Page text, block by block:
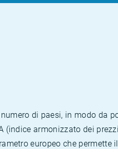
di paesi, in modo da
armonizzato dei
europeo che